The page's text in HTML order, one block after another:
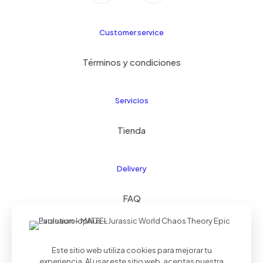
Customer service
Términos y condiciones
Servicios
Tienda
Delivery
FAQ
© 2024 Kids21| Todos los derechos reservados |
Este sitio web utiliza cookies para mejorar tu